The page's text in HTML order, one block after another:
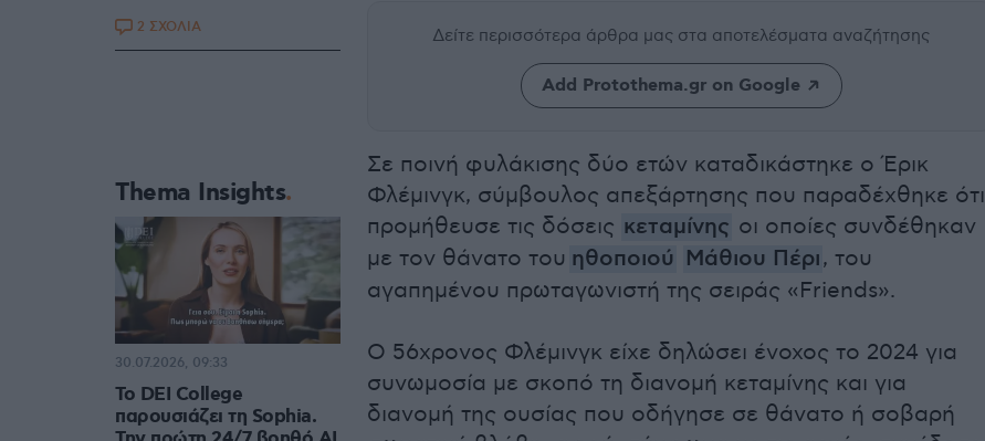
Δείτε περισσότερα άρθρα μας στα αποτελέσματα αναζήτησης
Add Protothema.gr on Google
Σε ποινή φυλάκισης δύο ετών καταδικάστηκε ο Έρικ
Φλέμινγκ, σύμβουλος απεξάρτησης που παραδέχθηκε ότι
προμήθευσε τις δόσεις κεταμίνης οι οποίες συνδέθηκαν
με τον θάνατο του ηθοποιού Μάθιου Πέρι, του
αγαπημένου πρωταγωνιστή της σειράς «Friends».
Ο 56χρονος Φλέμινγκ είχε δηλώσει ένοχος το 2024 για
συνωμοσία με σκοπό τη διανομή κεταμίνης και για
διανομή της ουσίας που οδήγησε σε θάνατο ή σοβαρή
2 ΣΧΟΛΙΑ
Thema Insights
Το DEI College
παρουσιάζει τη Sophia.
30.07.2026, 09:33